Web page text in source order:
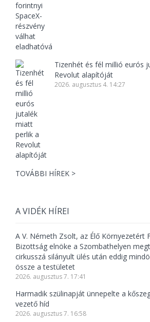
Tizenhét és fél millió eurós
Revolut alapítóját
2026. augusztus 4. 14:27
TOVÁBBI HÍREK >
A VIDÉK HÍREI
A V. Németh Zsolt, az Élő Környezetért
Bizottság elnöke a Szombathelyen
cirkusszá silányult ülés után eddig
össze a testületet
2026. augusztus 7. 17:41
Harmadik szülinapját ünnepelte a
vezető híd
2026. augusztus 7. 16:58